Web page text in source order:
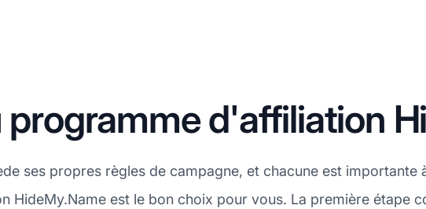
d'affiliation
ses propres règles de campagne, et chacune est importante
HideMy.Name est le bon choix pour vous. La première étape